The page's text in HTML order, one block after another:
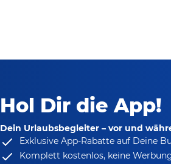
Hol Dir die App!
Dein Urlaubsbegleiter – vor und
Exklusive App-Rabatteauf Deine
Komplett kostenlos, keine